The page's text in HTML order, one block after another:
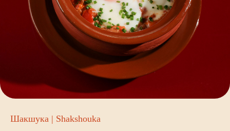
Шакшука | Shakshouka